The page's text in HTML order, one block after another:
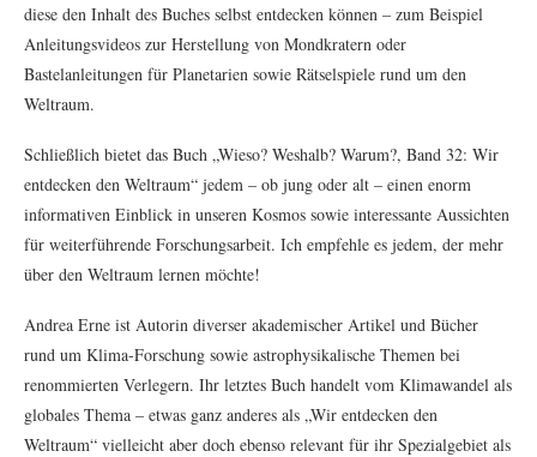
diese den Inhalt des Buches selbst entdecken können – zum Beispiel
Anleitungsvideos zur Herstellung von Mondkratern oder
Bastelanleitungen für Planetarien sowie Rätselspiele rund um den
Weltraum.
Schließlich bietet das Buch „Wieso? Weshalb? Warum?, Band 32: Wir
entdecken den Weltraum“ jedem – ob jung oder alt – einen enorm
informativen Einblick in unseren Kosmos sowie interessante Aussichten
für weiterführende Forschungsarbeit. Ich empfehle es jedem, der mehr
über den Weltraum lernen möchte!
Andrea Erne ist Autorin diverser akademischer Artikel und Bücher
rund um Klima-Forschung sowie astrophysikalische Themen bei
renommierten Verlegern. Ihr letztes Buch handelt vom Klimawandel als
globales Thema – etwas ganz anderes als „Wir entdecken den
Weltraum“ vielleicht aber doch ebenso relevant für ihr Spezialgebiet als